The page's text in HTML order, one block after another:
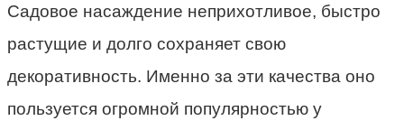
Садовое насаждение неприхотливое, быстро
растущие и долго сохраняет свою
декоративность. Именно за эти качества оно
пользуется огромной популярностью у